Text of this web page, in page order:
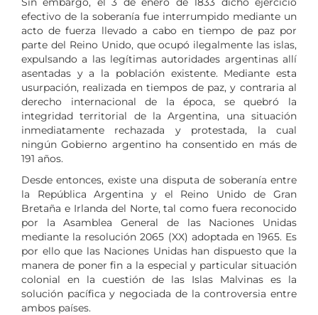
efectivo de la soberanía fue interrumpido mediante un
acto de fuerza llevado a cabo en tiempo de paz por
parte del Reino Unido, que ocupó ilegalmente las islas,
expulsando a las legítimas autoridades argentinas allí
asentadas y a la población existente. Mediante esta
usurpación, realizada en tiempos de paz, y contraria al
derecho internacional de la época, se quebró la
integridad territorial de la Argentina, una situación
inmediatamente rechazada y protestada, la cual
ningún Gobierno argentino ha consentido en más de
191 años.
Desde entonces, existe una disputa de soberanía entre
la República Argentina y el Reino Unido de Gran
Bretaña e Irlanda del Norte, tal como fuera reconocido
por la Asamblea General de las Naciones Unidas
mediante la resolución 2065 (XX) adoptada en 1965. Es
por ello que las Naciones Unidas han dispuesto que la
manera de poner fin a la especial y particular situación
colonial en la cuestión de las Islas Malvinas es la
solución pacífica y negociada de la controversia entre
ambos países.